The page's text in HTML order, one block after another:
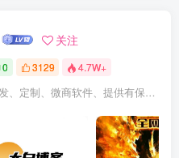
关注
0 3129 4.7W+
专注于原创程序开发、定制、微商软件、提供有保障的维护及售后，做高品质程序网站认准万码库。